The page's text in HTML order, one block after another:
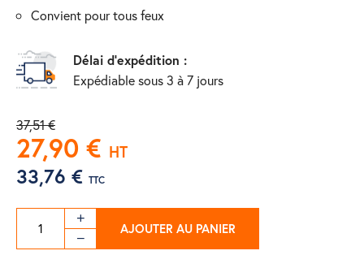
convient pour tous feux
Délai d'expédition :
Expédiable sous 3 à 7 jours
37,51 €
27,90 € HT
33,76 € TTC
AJOUTER AU PANIER